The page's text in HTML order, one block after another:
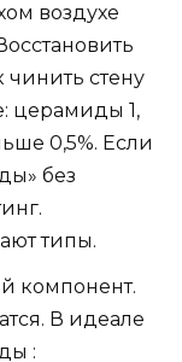
воздухе
стену
церамиды 1,
0,5%. Если
без
типы.
компонент.
В идеале
: